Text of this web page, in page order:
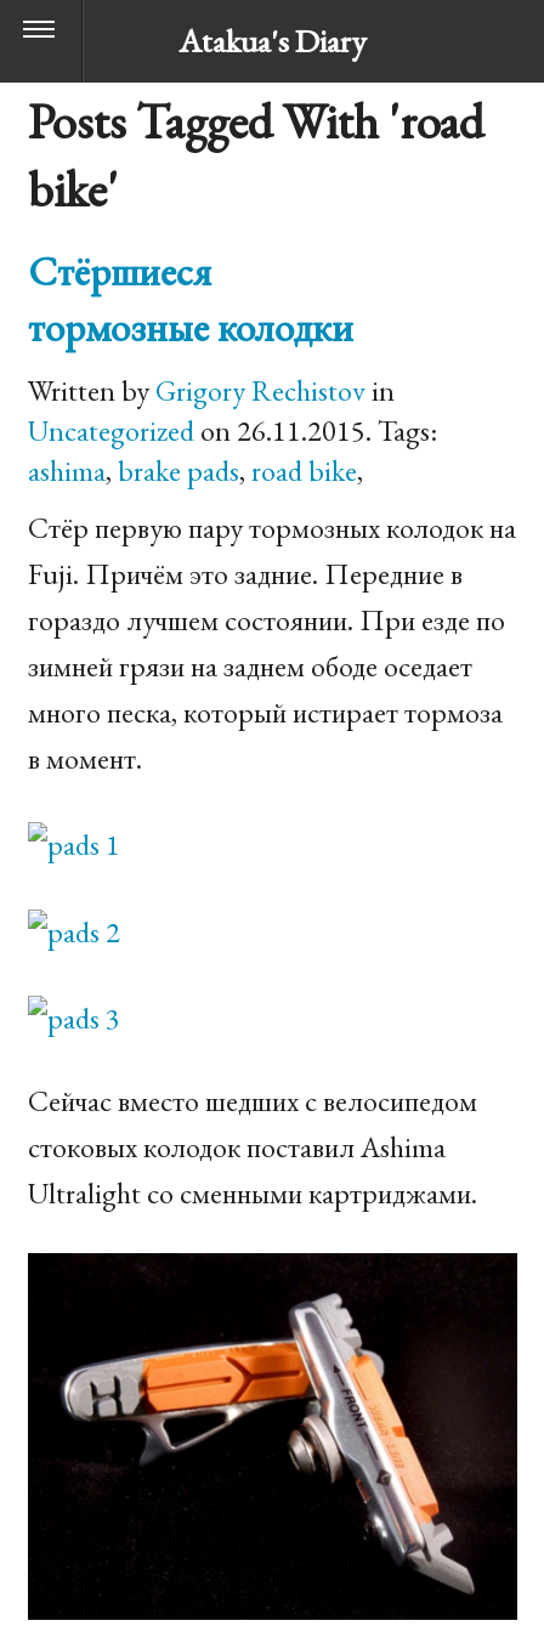
Atakua's Diary
Posts Tagged With 'road
bike'
Стёршиеся
тормозные колодки
Written byGrigory Rechistovin
Uncategorizedon 26.11.2015. Tags:
ashima,brake pads,road bike,
Стёр первую пару тормозных колодок на
Fuji. Причём это задние. Передние в
гораздо лучшем состоянии. При езде по
зимней грязи на заднем ободе оседает
много песка, который истирает тормоза
в момент.
Сейчас вместо шедших с велосипедом
стоковых колодок поставил Ashima
Ultralight со сменными картриджами.